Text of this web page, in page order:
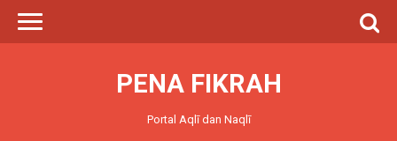
PENA FIKRAH
Portal Aqlī dan Naqlī